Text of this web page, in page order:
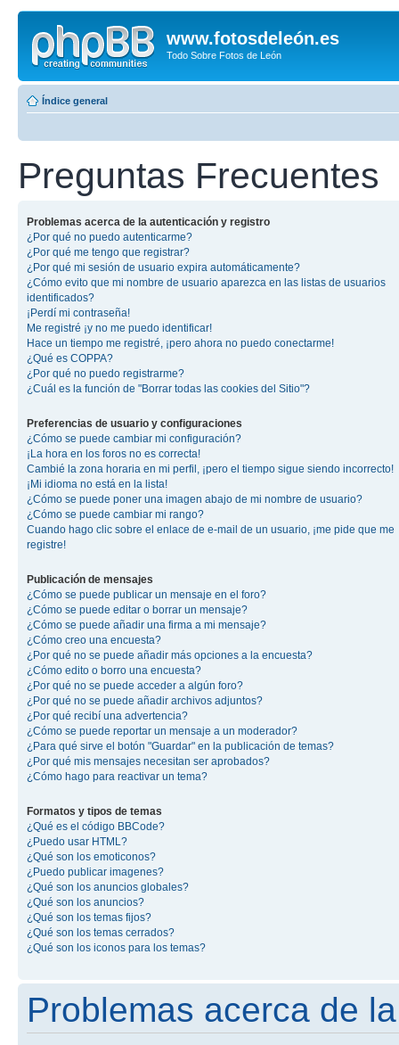
www.fotosdeleón.es
Todo Sobre Fotos de León
Índice general
Preguntas Frecuentes
Problemas acerca de la autenticación y registro
¿Por qué no puedo autenticarme?
¿Por qué me tengo que registrar?
¿Por qué mi sesión de usuario expira automáticamente?
¿Cómo evito que mi nombre de usuario aparezca en las listas de usuarios
identificados?
¡Perdí mi contraseña!
Me registré ¡y no me puedo identificar!
Hace un tiempo me registré, ¡pero ahora no puedo conectarme!
¿Qué es COPPA?
¿Por qué no puedo registrarme?
¿Cuál es la función de "Borrar todas las cookies del Sitio"?
Preferencias de usuario y configuraciones
¿Cómo se puede cambiar mi configuración?
¡La hora en los foros no es correcta!
Cambié la zona horaria en mi perfil, ¡pero el tiempo sigue siendo incorrecto!
¡Mi idioma no está en la lista!
¿Cómo se puede poner una imagen abajo de mi nombre de usuario?
¿Cómo se puede cambiar mi rango?
Cuando hago clic sobre el enlace de e-mail de un usuario, ¡me pide que me
registre!
Publicación de mensajes
¿Cómo se puede publicar un mensaje en el foro?
¿Cómo se puede editar o borrar un mensaje?
¿Cómo se puede añadir una firma a mi mensaje?
¿Cómo creo una encuesta?
¿Por qué no se puede añadir más opciones a la encuesta?
¿Cómo edito o borro una encuesta?
¿Por qué no se puede acceder a algún foro?
¿Por qué no se puede añadir archivos adjuntos?
¿Por qué recibí una advertencia?
¿Cómo se puede reportar un mensaje a un moderador?
¿Para qué sirve el botón "Guardar" en la publicación de temas?
¿Por qué mis mensajes necesitan ser aprobados?
¿Cómo hago para reactivar un tema?
Formatos y tipos de temas
¿Qué es el código BBCode?
¿Puedo usar HTML?
¿Qué son los emoticonos?
¿Puedo publicar imagenes?
¿Qué son los anuncios globales?
¿Qué son los anuncios?
¿Qué son los temas fijos?
¿Qué son los temas cerrados?
¿Qué son los iconos para los temas?
Problemas acerca de